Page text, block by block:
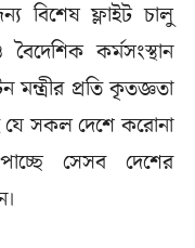
বিশেষ ফ্লাইট চালু
বৈদেশিক কর্মসংস্থান
মন্ত্রীর প্রতি কৃতজ্ঞতা
সকল দেশে করোনা
সেসব দেশের